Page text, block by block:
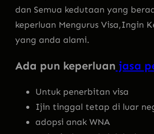
dan Semua kedutaan yang
keperluan Mengurus Visa,Ingin
yang anda alami.
Ada pun keperluan jasa
Untuk penerbitan visa
Ijin tinggal tetap di luar
adopsi anak WNA